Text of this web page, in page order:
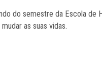
do semestre da Escola de
as suas vidas.